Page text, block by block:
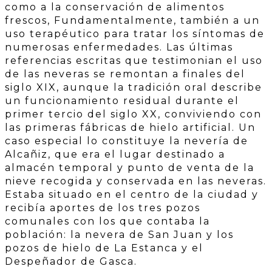
como a la conservación de alimentos
frescos, Fundamentalmente, también a un
uso terapéutico para tratar los síntomas de
numerosas enfermedades. Las últimas
referencias escritas que testimonian el uso
de las neveras se remontan a finales del
siglo XIX, aunque la tradición oral describe
un funcionamiento residual durante el
primer tercio del siglo XX, conviviendo con
las primeras fábricas de hielo artificial. Un
caso especial lo constituye la nevería de
Alcañiz, que era el lugar destinado a
almacén temporal y punto de venta de la
nieve recogida y conservada en las neveras.
Estaba situado en el centro de la ciudad y
recibía aportes de los tres pozos
comunales con los que contaba la
población: la nevera de San Juan y los
pozos de hielo de La Estanca y el
Despeñador de Gasca.